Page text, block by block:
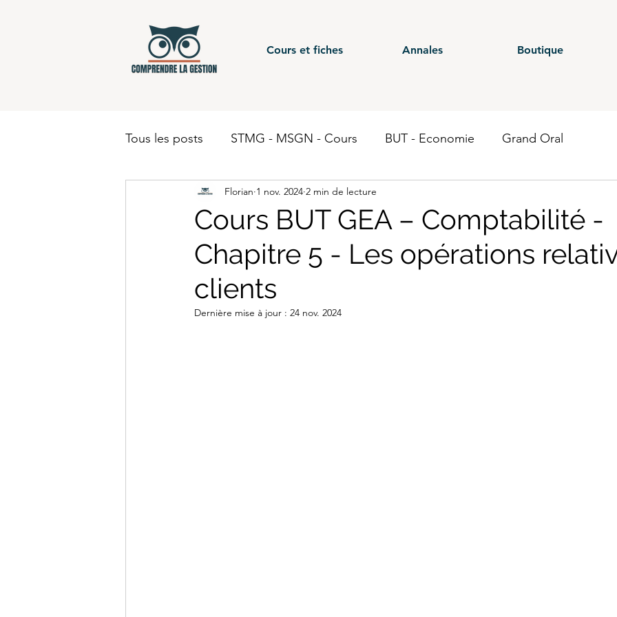
Cours et fiches Annales Boutique
Tous les posts STMG - MSGN - Cours BUT - Economie Grand Oral
STMG - Gestion Finance - cours BTS - P1
BUT - Comptabilité BTS CG - Annales BUT - Droit fiscal BTS - P6
BUT - Finance STMG - Economie
Cours BUT GEA – Comptabilité -
Chapitre 5 - Les opérations
clients
Florian 1 nov. 2024 2 min de lecture
Dernière mise à jour : 24 nov. 2024